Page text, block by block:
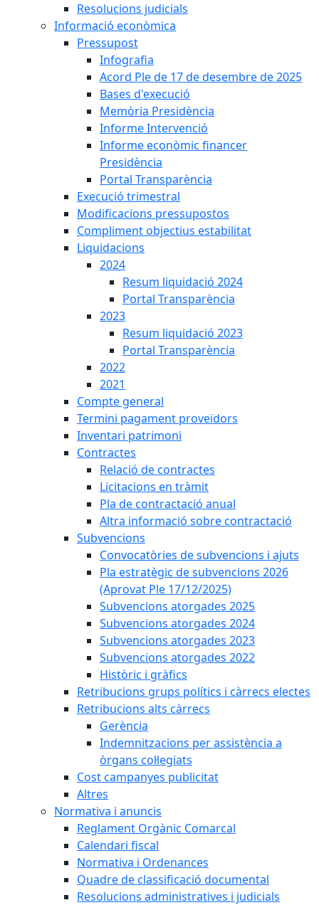
Resolucions judicials
Informació econòmica
Pressupost
Infografia
Acord Ple de 17 de desembre de 2025
Bases d'execució
Memòria Presidència
Informe Intervenció
Informe econòmic financer
Presidència
Portal Transparència
Execució trimestral
Modificacions pressupostos
Compliment objectius estabilitat
Liquidacions
2024
Resum liquidació 2024
Portal Transparència
2023
Resum liquidació 2023
Portal Transparència
2022
2021
Compte general
Termini pagament proveïdors
Inventari patrimoni
Contractes
Relació de contractes
Licitacions en tràmit
Pla de contractació anual
Altra informació sobre contractació
Subvencions
Convocatòries de subvencions i ajuts
Pla estratègic de subvencions 2026
(Aprovat Ple 17/12/2025)
Subvencions atorgades 2025
Subvencions atorgades 2024
Subvencions atorgades 2023
Subvencions atorgades 2022
Històric i gràfics
Retribucions grups polítics i càrrecs electes
Retribucions alts càrrecs
Gerència
Indemnitzacions per assistència a
òrgans col·legiats
Cost campanyes publicitat
Altres
Normativa i anuncis
Reglament Orgànic Comarcal
Calendari fiscal
Normativa i Ordenances
Quadre de classificació documental
Resolucions administratives i judicials